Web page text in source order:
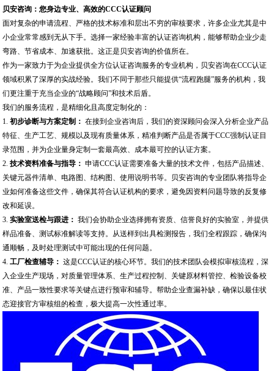
贝安咨询：您身边专业、高效的CCC认证顾问
面对复杂的申请流程、严格的技术标准和层出不穷的审核要求，许多企业尤其是中
小企业常常感到无从下手。选择一家经验丰富的认证咨询机构，能够帮助企业少走
弯路、节省成本、加速获批。这正是贝安咨询的价值所在。
作为一家致力于为企业提供全方位认证咨询服务的专业机构，贝安咨询在CCC认证
领域积累了深厚的实战经验。我们不同于那些只能提供“流程跑腿”服务的机构，我
们更注重于充当企业的“战略顾问”和技术后盾。
我们的服务流程，是精细化且高度定制化的：
1.初步诊断与方案定制： 在接到企业咨询后，我们的资深顾问会深入分析企业产品
特征、生产工艺、规模以及现有质量体系，精准判断产品是否属于CCC强制认证目
录范围，并为企业量身定制一套最高效、成本最可控的认证方案。
2.技术资料准备与指导： 申请CCC认证需要准备大量的技术文件，包括产品描述、
关键元器件清单、电路图、结构图、使用说明书等。贝安咨询的专业团队将指导企
业如何准备这些文件，确保其符合认证机构的要求，避免因资料问题导致的反复修
改和延误。
3.实验室送检与跟进： 我们会协助企业选择拥有资质、信誉良好的实验室，并提供
样品准备、测试标准解读等支持。从送样到出具检测报告，我们全程跟踪，确保沟
通顺畅，及时处理测试中可能出现的任何问题。
4.工厂检查辅导： 这是CCC认证的核心环节。我们的技术团队会模拟审核流程，深
入企业生产现场，对质量管理体系、生产过程控制、关键原材料管控、检验设备校
准、产品一致性要求等关键点进行预审和辅导。帮助企业查漏补缺，确保以最佳状
态迎接官方审核组的检查，极大提高一次性通过率。